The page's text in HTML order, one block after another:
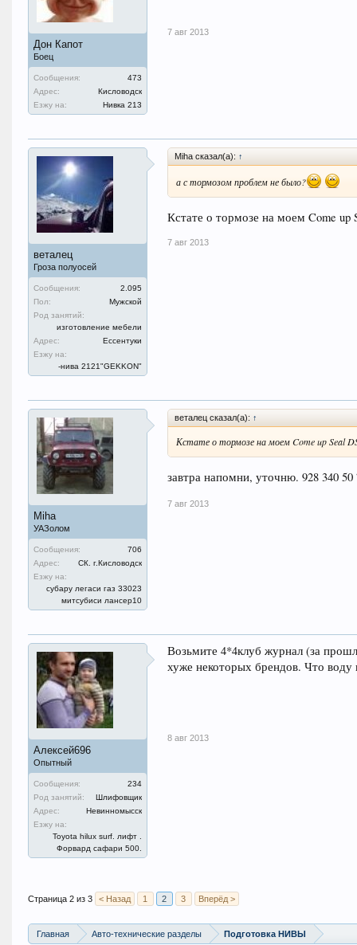
Дон Капот
Боец
Сообщения:
473
Адрес:
Кисловодск
Езжу на:
Нивка 213
7 авг 2013
веталец
Гроза полуосей
Сообщения:
2.095
Пол:
Мужской
Род занятий:
изготовление мебели
Адрес:
Ессентуки
Езжу на:
-нива 2121"GEKKON"
Miha сказал(а): ↑
а с тормозом проблем не было?
Кстате о тормозе на моем Come up
7 авг 2013
Miha
УАЗолом
Сообщения:
706
Адрес:
СК. г.Кисловодск
Езжу на:
субару легаси газ 33023
митсубиси лансер10
веталец сказал(а): ↑
Кстате о тормозе на моем Come up Seal
завтра напомни, уточню. 928 340 50
7 авг 2013
Алексей696
Опытный
Сообщения:
234
Род занятий:
Шлифовщик
Адрес:
Невинномысск
Езжу на:
Toyota hilux surf. лифт .
Форвард сафари 500.
Возьмите 4*4клуб журнал (за
хуже некоторых брендов. Что воду
8 авг 2013
Страница 2 из 3 < Назад 1 2 3 Вперёд >
Главная Авто-технические разделы Подготовка НИВЫ